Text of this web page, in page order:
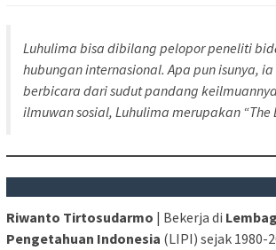
Luhulima bisa dibilang pelopor peneliti
hubungan internasional. Apa pun isunya,
berbicara dari sudut pandang
ilmuwan sosial, Luhulima merupakan “The
Riwanto Tirtosudarmo | Bekerja di
Pengetahuan Indonesia (LIPI) sejak 1980-